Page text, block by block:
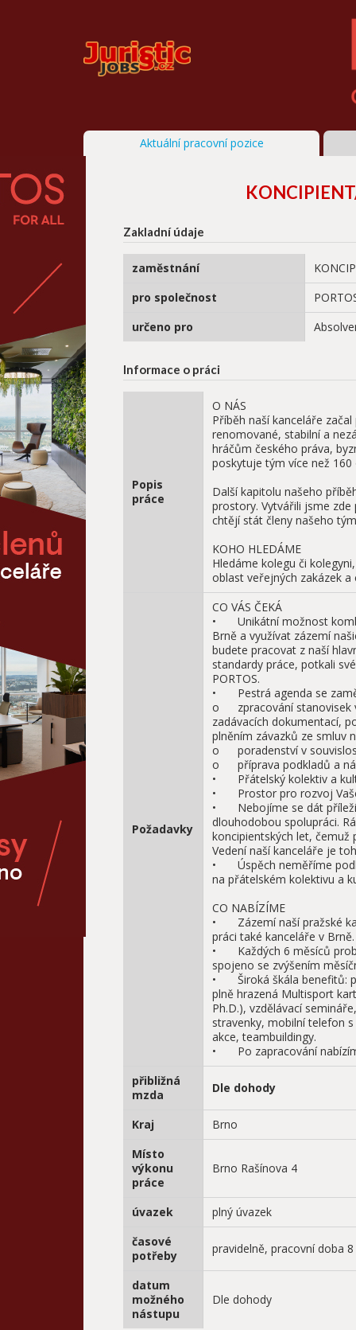
Aktuální pracovní pozice
Zakladní údaje
zaměstnání
pro společnost
určeno pro
Informace o práci
Popis
práce
O NÁS
Příběh naší kanceláře
renomované, stabilní a
hráčům českého práva,
poskytuje tým více než
Další kapitolu našeho
prostory. Vytvářili jsme zde
chtějí stát členy našeho
KOHO HLEDÁME
Hledáme kolegu či
oblast veřejných zakázek a
Požadavky
CO VÁS ČEKÁ
•	Unikátní možnost kombinovaného režimu práce v Brně a v Praze: Můžete žít v
Brně a využívat zázemí
budete pracovat z naší
standardy práce, potkali
PORTOS.
•	Pestrá agenda se zaměřením zejména na oblast veřejných zakázek:
o	zpracování stanovisek v oblasti zadávání veřejných zakázek, příprava
zadávacích dokumentací,
plněním závazků ze smluv
o	poradenství v souvislosti s řízením ÚOHS a správními soudy;
o	příprava podkladů a následný kontakt s klientem.
•	Přátelský kolektiv a kultivované pracovní prostředí – jak v Praze, tak i v Brně.
•	Prostor pro rozvoj Vašeho odborného i osobního potenciálu.
•	Nebojíme se dát příležitost i nadaným mladším kolegům a preferujeme
dlouhodobou spolupráci.
koncipientských let,
Vedení naší kanceláře je
•	Úspěch neměříme podle počtu odpracovaných hodin přesčasů. Zakládáme si
na přátelském kolektivu a
CO NABÍZÍME
•	Zázemí naší pražské kanceláře PORTOS a jako benefit možnost využívat pro
práci také kanceláře v Brně.
•	Každých 6 měsíců probíhá hodnocení dosavadních výsledků, které je zpravidla
spojeno se zvýšením
•	Široká škála benefitů: pět týdnů dovolené, pravidelný příspěvek na dovolenou,
plně hrazená Multisport
Ph.D.), vzdělávací
stravenky, mobilní telefon
akce, teambuildingy.
•	Po zapracování
přibližná
mzda
Dle dohody
Kraj
Brno
Místo
výkonu
práce
Brno Rašínova 4
úvazek
plný úvazek
časové
potřeby
pravidelně, pracovní doba
datum
možného
nástupu
Dle dohody